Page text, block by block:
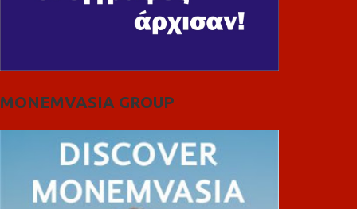
MONEMVASIA GROUP